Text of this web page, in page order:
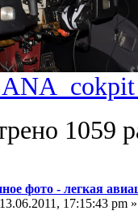
1059
фото - легкая
13.06.2011, 17:15:43 pm »